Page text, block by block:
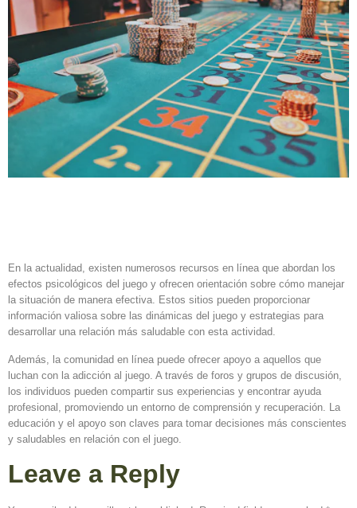
En la actualidad, existen numerosos recursos en línea que abordan los
efectos psicológicos del juego y ofrecen orientación sobre cómo manejar
la situación de manera efectiva. Estos sitios pueden proporcionar
información valiosa sobre las dinámicas del juego y estrategias para
desarrollar una relación más saludable con esta actividad.
Además, la comunidad en línea puede ofrecer apoyo a aquellos que
luchan con la adicción al juego. A través de foros y grupos de discusión,
los individuos pueden compartir sus experiencias y encontrar ayuda
profesional, promoviendo un entorno de comprensión y recuperación. La
educación y el apoyo son claves para tomar decisiones más conscientes
y saludables en relación con el juego.
Leave a Reply